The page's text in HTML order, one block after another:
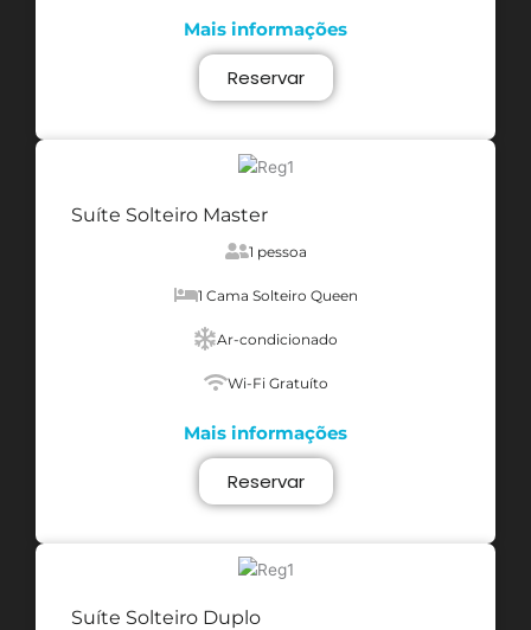
Mais informações
Reservar
Suíte Solteiro Master
1 pessoa
1 Cama Solteiro Queen
Ar-condicionado
Wi-Fi Gratuíto
Mais informações
Reservar
Suíte Solteiro Duplo